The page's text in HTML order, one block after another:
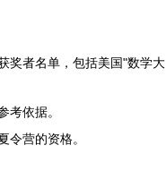
奖者名单，包括美国"数学大
考依据。
营的资格。